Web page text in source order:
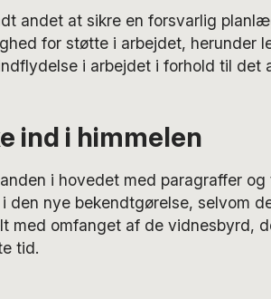
andet at sikre en forsvarlig
for støtte i arbejdet, herunder
i arbejdet i forhold til det
ind i himmelen
i hovedet med paragraffer og
den nye bekendtgørelse, selvom
med omfanget af de vidnesbyrd,
tid.